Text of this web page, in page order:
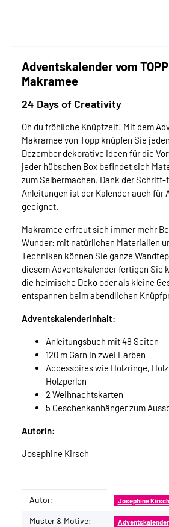
Adventskalender vom
Makramee
24 Days of Creativity
Oh du fröhliche Knüpfzeit! Mit dem
Makramee von Topp knüpfen Sie
Dezember dekorative Ideen für die
jeder hübschen Box befindet sich
zum Selbermachen. Dank der
Anleitungen ist der Kalender auch für
geeignet.
Makramee erfreut sich immer mehr
Wunder: mit natürlichen Materialien
Techniken können Sie ganze
diesem Adventskalender fertigen Sie
die heimische Deko oder als kleine
entspannen beim abendlichen
Adventskalenderinhalt:
Anleitungsbuch mit 48 Seiten
120 m Garn in zwei Farben
Accessoires wie Holzringe,
Holzperlen
2 Weihnachtskarten
5 Geschenkanhänger zum
Autorin:
Josephine Kirsch
Produkteigenschaft
Wert
Autor: Josephine Kirsch
Muster & Motive: Adventskalender